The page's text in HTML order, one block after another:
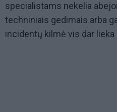
specialistams nekelia
techniniais gedimais arba
incidentų kilmė vis dar lieka